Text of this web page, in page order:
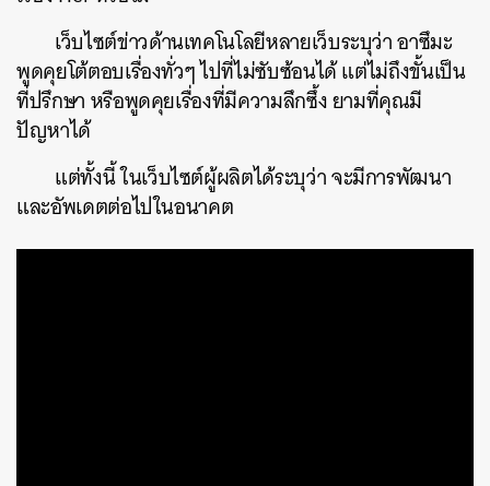
เว็บไซต์ข่าวด้านเทคโนโลยีหลายเว็บระบุว่า อาซึมะ
พูดคุยโต้ตอบเรื่องทั่วๆ ไปที่ไม่ซับซ้อนได้ แต่ไม่ถึงขั้นเป็น
ที่ปรึกษา หรือพูดคุยเรื่องที่มีความลึกซึ้ง ยามที่คุณมี
ปัญหาได้
แต่ทั้งนี้ ในเว็บไซต์ผู้ผลิตได้ระบุว่า จะมีการพัฒนา
และอัพเดตต่อไปในอนาคต